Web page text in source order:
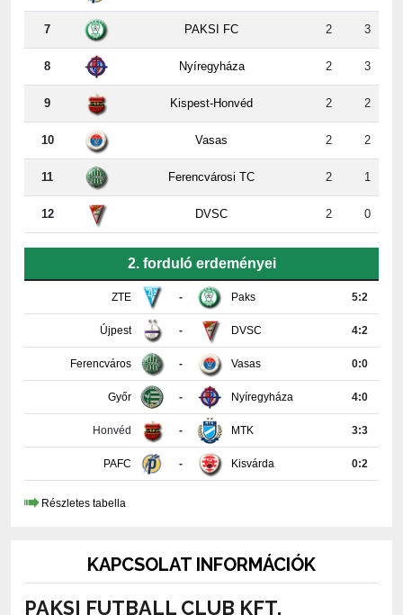
8 Nyíregyháza 2 3
9 Kispest-Honvéd 2 2
10 Vasas 2 2
11 Ferencvárosi TC 2 1
12 DVSC 2 0
ZTE - Paks
Újpest DVSC 4:2
Ferencváros Vasas 0:0
Győr Nyíregyháza 4:0
Honvéd MTK 3:3
PAFC Kisvárda 0:2
Részletes tabella
PAKSI FUTBALL CLUB KFT.
7030 Paks, Fehérvári út 29.